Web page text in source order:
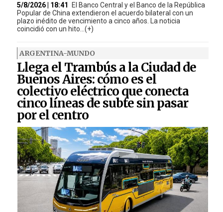
5/8/2026 | 18:41
El Banco Central y el Banco de la República
Popular de China extendieron el acuerdo bilateral con un
plazo inédito de vencimiento a cinco años. La noticia
coincidió con un hito...(+)
ARGENTINA-MUNDO
Llega el Trambús a la Ciudad de
Buenos Aires: cómo es el
colectivo eléctrico que conecta
cinco líneas de subte sin pasar
por el centro